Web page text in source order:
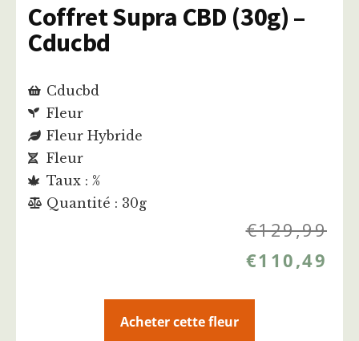
Coffret Supra CBD (30g) –
Cducbd
Cducbd
Fleur
Fleur Hybride
Fleur
Taux : %
Quantité : 30g
€129,99
€110,49
Acheter cette fleur